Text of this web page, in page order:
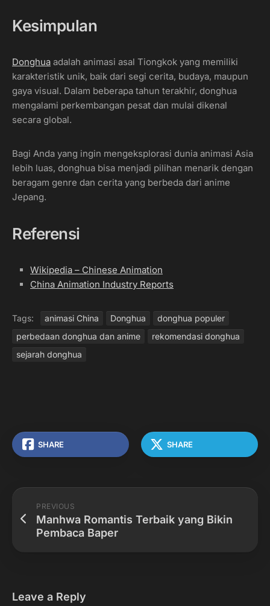
Kesimpulan
Donghua adalah animasi asal Tiongkok yang memiliki
karakteristik unik, baik dari segi cerita, budaya, maupun
gaya visual. Dalam beberapa tahun terakhir, donghua
mengalami perkembangan pesat dan mulai dikenal
secara global.
Bagi Anda yang ingin mengeksplorasi dunia animasi Asia
lebih luas, donghua bisa menjadi pilihan menarik dengan
beragam genre dan cerita yang berbeda dari anime
Jepang.
Referensi
Wikipedia – Chinese Animation
China Animation Industry Reports
Tags: animasi China Donghua
donghua populer
perbedaan donghua dan anime
rekomendasi donghua
sejarah donghua
SHARE SHARE
PREVIOUS
Manhwa Romantis Terbaik yang Bikin
Pembaca Baper
Leave a Reply